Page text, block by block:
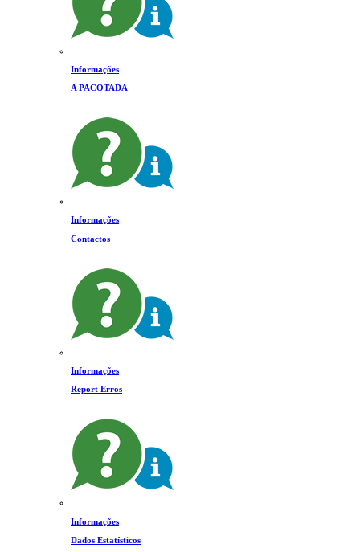
Informações
A PACOTADA
Informações
Contactos
Informações
Report Erros
Informações
Dados Estatísticos